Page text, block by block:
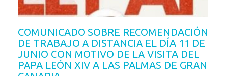
COMUNICADO SOBRE RECOMENDACIÓN
DE TRABAJO A DISTANCIA EL DÍA 11 DE
JUNIO CON MOTIVO DE LA VISITA DEL
PAPA LEÓN XIV A LAS PALMAS DE GRAN